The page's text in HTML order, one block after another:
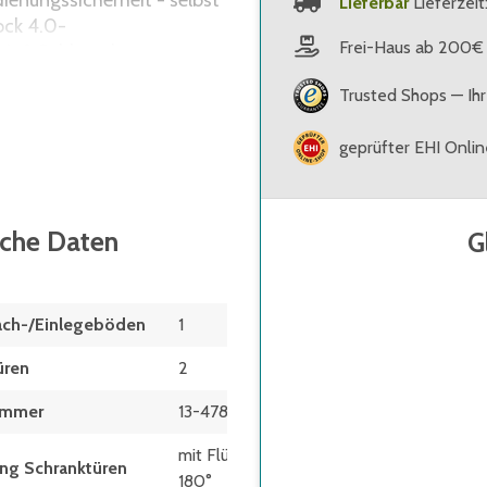
4.0-
Daten
Einlegeböden 1
2
13-47846
Schranktüren
mit Flügeltüren
180°
Frei-Haus ab 200€
Trusted Shops —
geprüfter EHI